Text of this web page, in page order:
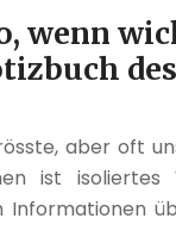
wenn
aber oft
ist isoliertes
Informationen